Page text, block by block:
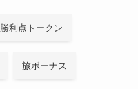
勝利点トークン
旅ボーナス